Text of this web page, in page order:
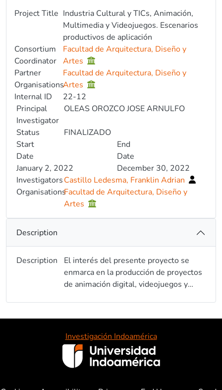
Project Title Industria Cultural y TICs, Animación,
Multimedia y Videojuegos. Escenarios
productivos de aplicación
Consortium
Coordinator
Facultad de Arquitectura, Diseño y
Artes
Partner
Organisations
Facultad de Arquitectura, Diseño y
Artes
Internal ID
22-12
Principal
Investigator
OLEAS OROZCO JOSE ARNULFO
Status
FINALIZADO
Start
Date
January 2, 2022
End
Date
December 30, 2022
InvestigatorsCastillo Ledesma, Franklin Adrian
OrganisationsFacultad de Arquitectura, Diseño y
Artes
Description
Description
El interés del presente proyecto se
enmarca en la producción de proyectos
de animación digital, videojuegos y
una búsqueda documental de
antecedentes en las áreas en mención,
se ha podido determinar vacíos en el
campo en relación a la producción de
conocimiento a nivel local, zonal y
Investigación Indoamérica